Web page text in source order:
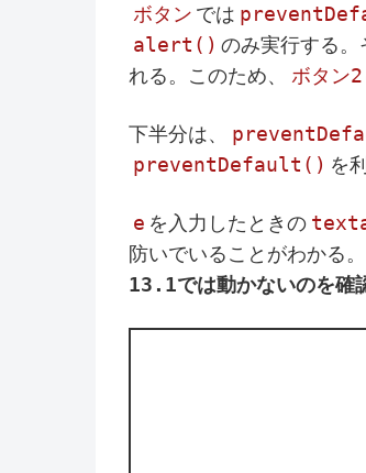
ボタン では
alert() のみ実行する。
れる。このため、
ボタン2
下半分は、
preventDefault() を
e を入力したときの
防いでいることがわかる。
13.1では動かないのを確